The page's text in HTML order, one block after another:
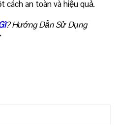
cách an toàn và hiệu quả.
? Hướng Dẫn Sử Dụng